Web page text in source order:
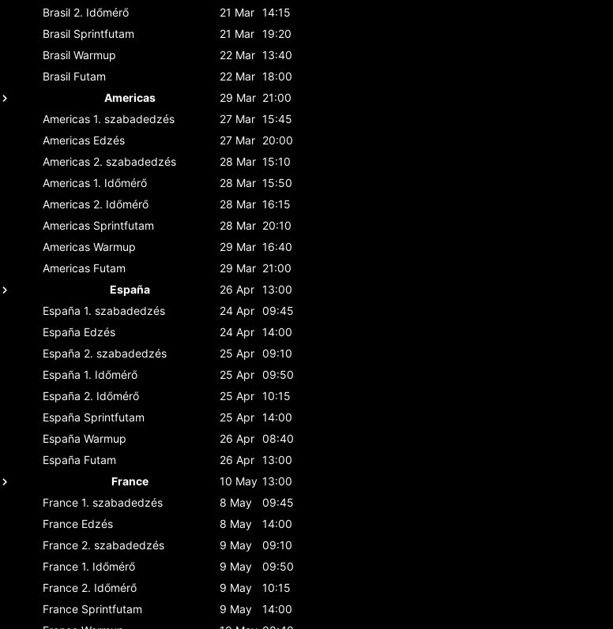
Brasil 2. Időmérő 21 Mar 14:15
Brasil Sprintfutam 21 Mar 19:20
Brasil Warmup 22 Mar 13:40
Brasil Futam 22 Mar 18:00
Americas
29 Mar 21:00
Americas 1. szabadedzés 27 Mar 15:45
Americas Edzés 27 Mar 20:00
Americas 2. szabadedzés 28 Mar 15:10
Americas 1. Időmérő 28 Mar 15:50
Americas 2. Időmérő 28 Mar 16:15
Americas Sprintfutam 28 Mar 20:10
Americas Warmup 29 Mar 16:40
Americas Futam 29 Mar 21:00
España
26 Apr 13:00
España 1. szabadedzés 24 Apr 09:45
España Edzés 24 Apr 14:00
España 2. szabadedzés 25 Apr 09:10
España 1. Időmérő 25 Apr 09:50
España 2. Időmérő 25 Apr 10:15
España Sprintfutam 25 Apr 14:00
España Warmup 26 Apr 08:40
España Futam 26 Apr 13:00
France
10 May 13:00
France 1. szabadedzés 8 May
09:45
France Edzés 8 May
14:00
France 2. szabadedzés 9 May
09:10
France 1. Időmérő 9 May
09:50
France 2. Időmérő 9 May
10:15
France Sprintfutam 9 May
14:00